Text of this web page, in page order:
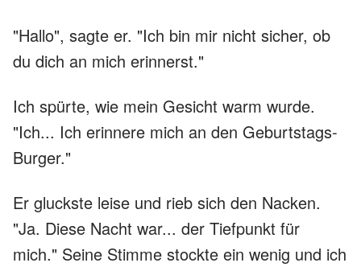
"Hallo", sagte er. "Ich bin mir nicht sicher, ob
du dich an mich erinnerst."
Ich spürte, wie mein Gesicht warm wurde.
"Ich... Ich erinnere mich an den Geburtstags-
Burger."
Er gluckste leise und rieb sich den Nacken.
"Ja. Diese Nacht war... der Tiefpunkt für
mich." Seine Stimme stockte ein wenig und ich